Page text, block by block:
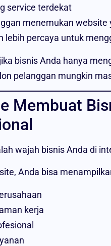
service terdekat
menemukan
lebih percaya untuk
bisnis Anda hanya
pelanggan mungkin
Membuat
wajah bisnis Anda di
Anda bisa
kerja